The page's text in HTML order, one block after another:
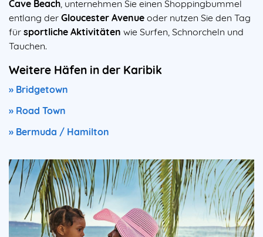
Cave Beach, unternehmen Sie einen Shoppingbummel
entlang der Gloucester Avenue oder nutzen Sie den Tag
für sportliche Aktivitäten wie Surfen, Schnorcheln und
Tauchen.
Weitere Häfen in der Karibik
» Bridgetown
» Road Town
» Bermuda / Hamilton